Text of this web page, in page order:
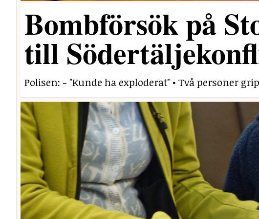
Bombförsök på
till
Polisen: - "Kunde ha exploderat" • Två personer